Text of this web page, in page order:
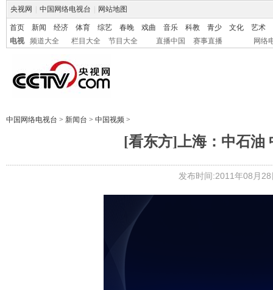
央视网 中国网络电视台 网站地图
首页 新闻 经济 体育 综艺 春晚 戏曲 音乐 科教 青少 文化
艺术
电视
频道大全 栏目大全 节目大全 直播中国 赛事直播 网络
中国网络电视台 > 新闻台 > 中国视频 >
[看东方]上海：中石油
发布时间:2011年08月